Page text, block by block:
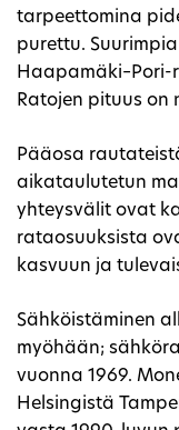
tarpeettomina
purettu.
Haapamäki–Pori-
Ratojen pituus on
Pääosa
aikataulutetun
yhteysvälit ovat
rataosuuksista
kasvuun ja
Sähköistäminen
myöhään;
vuonna 1969.
Helsingistä